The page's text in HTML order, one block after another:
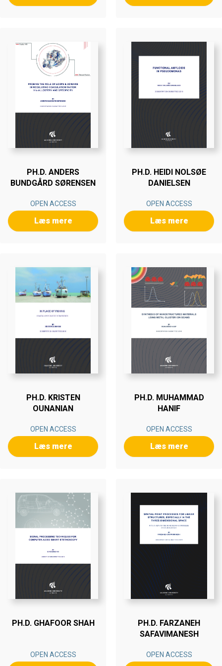
PH.D. ANDERS
BUNDGÅRD SØRENSEN
OPEN ACCESS
Læs mere
PH.D. HEIDI NOLSØE
DANIELSEN
OPEN ACCESS
Læs mere
PH.D. KRISTEN
OUNANIAN
OPEN ACCESS
Læs mere
PH.D. MUHAMMAD
HANIF
OPEN ACCESS
Læs mere
PH.D. GHAFOOR SHAH
OPEN ACCESS
PH.D. FARZANEH
SAFAVIMANESH
OPEN ACCESS